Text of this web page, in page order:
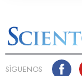
SÍGUENOS